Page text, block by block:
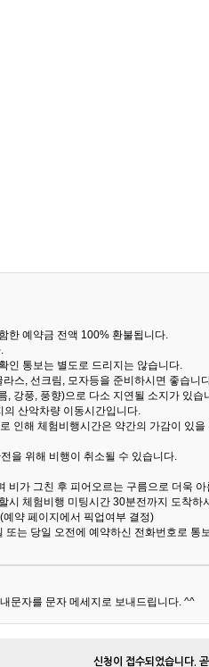
한 예약금 전액 100% 환불됩니다.
인 통보는 별도로 드리지는 않습니다.
스, 선크림, 모자등을 준비하시면 좋습니
강풍, 풍향)으로 다소 지연될 소지가 있습
산악차량 이동시간입니다.
인해 체험비행시간은 약간의 가감이 있을
을 위해 비행이 취소될 수 있습니다.
가 그친 후 피어오르는 구름으로 더욱
시 체험비행 미팅시간 30분전까지 도착하
약 페이지에서 픽업여부 결정)
는 당일 오전에 예약하신 전화번호로 통
문자를 문자 메세지로 보내드립니다. ^^
신청이 접수되었습니다.